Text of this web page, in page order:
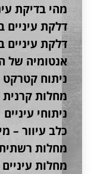
מהי בדיקת
דלקת עיניים
דלקת עיניים
אנטומיה של
ניתוח
מחלות קרנית
ניתוחי עיניים
כלב עיוור –
מחלות
מחלות